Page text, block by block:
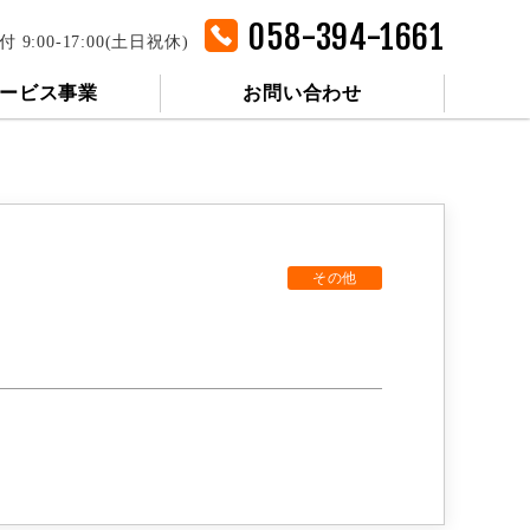
9:00-17:00(土日祝休) 058-394-1661
ビス事業 お問い合わせ
その他